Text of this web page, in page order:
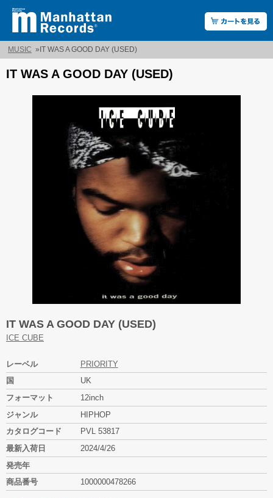
MUSIC » IT WAS A GOOD DAY (USED)
IT WAS A GOOD DAY (USED)
IT WAS A GOOD DAY (USED)
ICE CUBE
レーベル
PRIORITY
国
UK
フォーマット
12inch
ジャンル
HIPHOP
カタログコード
PVL 53817
最新入荷日
2024/4/26
発売年
商品番号
1000000478266